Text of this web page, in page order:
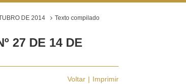
DE 2014 Texto compilado
27 DE 14 DE
Voltar Imprimir